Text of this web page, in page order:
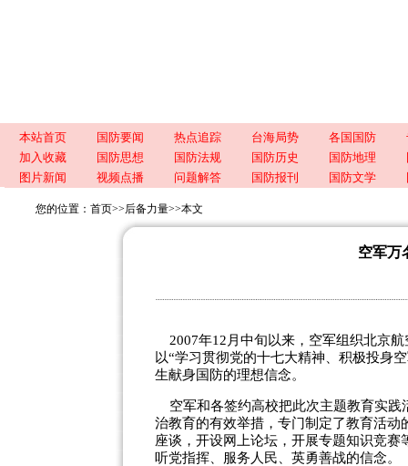
本站首页 国防要闻 热点追踪 台海局势 各国国防
加入收藏
国防思想 国防法规 国防历史 国防地理
图片新闻
视频点播 问题解答 国防报刊 国防文学
您的位置： 首页>>后备力量>>本文
空军万
2007年12月中旬以来，空军组织北京
以“学习贯彻党的十七大精神、积极投身
生献身国防的理想信念。
空军和各签约高校把此次主题教育实践
治教育的有效举措，专门制定了教育活
座谈，开设网上论坛，开展专题知识竞
听党指挥、服务人民、英勇善战的信念。